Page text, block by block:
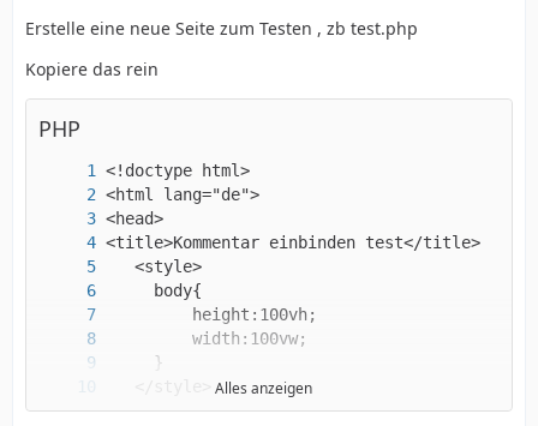
Erstelle eine neue Seite zum Testen , zb test.php
Kopiere das rein
PHP
Alles anzeigen